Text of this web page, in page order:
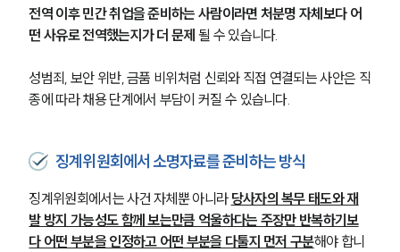
전역 이후 민간 취업을 준비하는 사람이라면 처분명 자체보다 어
떤 사유로 전역했는지가 더 문제 될 수 있습니다.
성범죄, 보안 위반, 금품 비위처럼 신뢰와 직접 연결되는 사안은 직
종에 따라 채용 단계에서 부담이 커질 수 있습니다.
징계위원회에서 소명자료를 준비하는 방식
징계위원회에서는 사건 자체뿐 아니라 당사자의 복무 태도와 재
발 방지 가능성도 함께 보는만큼 억울하다는 주장만 반복하기보
다 어떤 부분을 인정하고 어떤 부분을 다툴지 먼저 구분해야 합니